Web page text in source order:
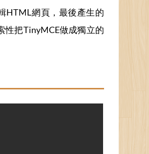
HTML網頁，最後產生的
性把TinyMCE做成獨立的